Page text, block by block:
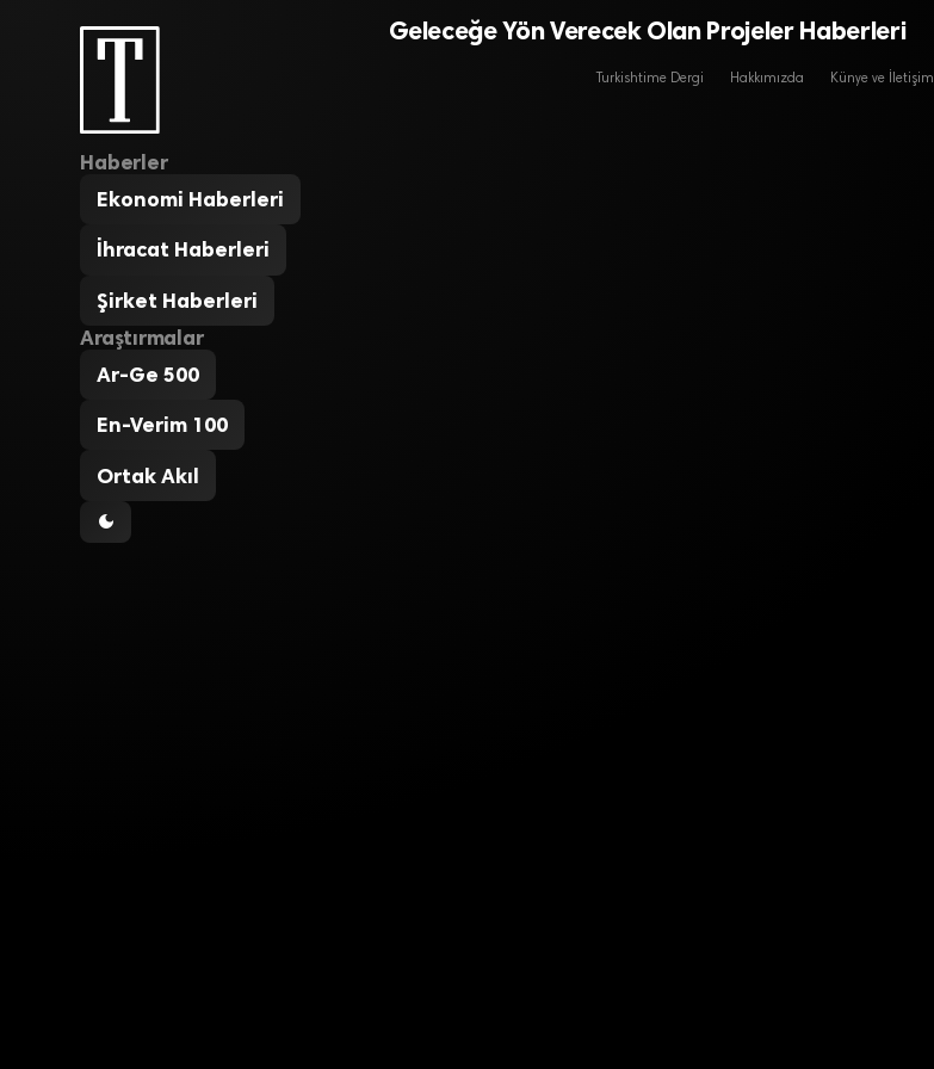
Haberler
Ekonomi Haberleri
İhracat Haberleri
Şirket Haberleri
Araştırmalar
Ar-Ge 500
En-Verim 100
Ortak Akıl
Geleceğe Yön Verecek Olan Projeler Haberleri
Turkishtime Dergi Hakkımızda Künye ve İletişim